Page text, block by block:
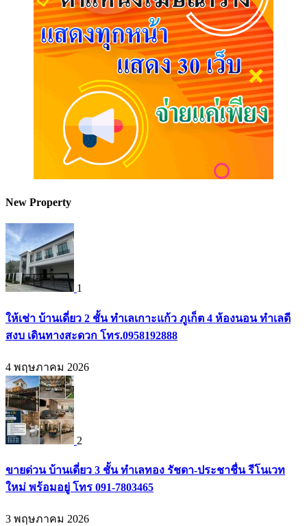
New Property
1
ให้เช่า บ้านเดี่ยว 2 ชั้น ทำเลเกาะแก้ว ภูเก็ต 4 ห้องนอน ทำเลดี
สงบ เดินทางสะดวก โทร.0958192888
4 พฤษภาคม 2026
2
ขายด่วน บ้านเดี่ยว 3 ชั้น ทำเลทอง รัชดา-ประชาชื่น รีโนเวท
ใหม่ พร้อมอยู่ โทร 091-7803465
3 พฤษภาคม 2026